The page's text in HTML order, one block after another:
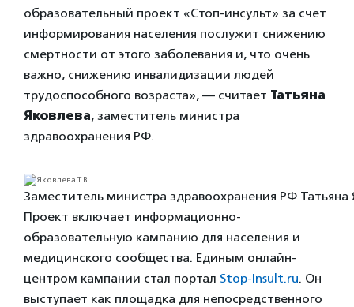
образовательный проект «Стоп-инсульт» за счет
информирования населения послужит снижению
смертности от этого заболевания и, что очень
важно, снижению инвалидизации людей
трудоспособного возраста», — считает Татьяна
Яковлева, заместитель министра
здравоохранения РФ.
Заместитель министра здравоохранения РФ Татьяна
Проект включает информационно-
образовательную кампанию для населения и
медицинского сообщества. Единым онлайн-
центром кампании стал портал Stop-Insult.ru. Он
выступает как площадка для непосредственного